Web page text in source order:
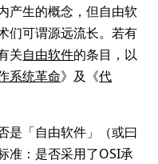
产生的概念，但自由软
们可谓源远流长。若有
关自由软件的条目，以
系统革命》及《代
是「自由软件」（或曰
准：是否采用了OSI承